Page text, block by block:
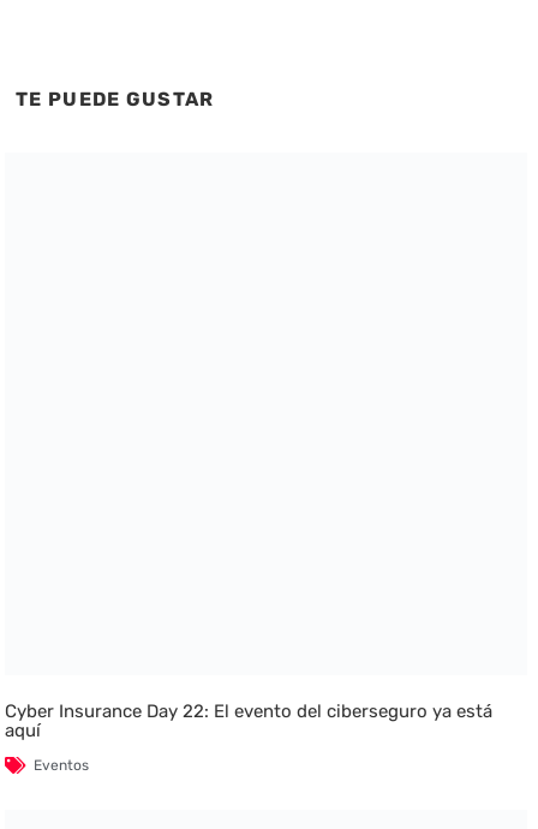
TE PUEDE GUSTAR
Cyber Insurance Day 22: El evento del ciberseguro ya está
aquí
Eventos